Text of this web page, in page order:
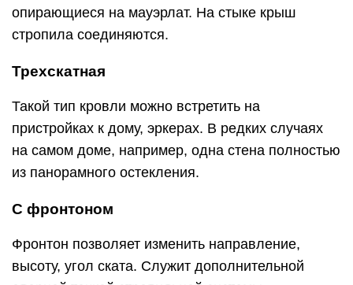
опирающиеся на мауэрлат. На стыке крыш
стропила соединяются.
Трехскатная
Такой тип кровли можно встретить на
пристройках к дому, эркерах. В редких случаях
на самом доме, например, одна стена полностью
из панорамного остекления.
С фронтоном
Фронтон позволяет изменить направление,
высоту, угол ската. Служит дополнительной